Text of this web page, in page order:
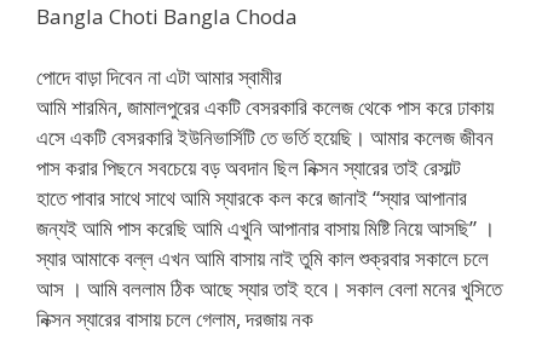
Bangla Choti Bangla Choda
পোদে বাড়া দিবেন না এটা আমার স্বামীর
আমি শারমিন, জামালপুরের একটি বেসরকারি কলেজ থেকে পাস করে ঢাকায়
এসে একটি বেসরকারি ইউনিভার্সিটি তে ভর্তি হয়েছি। আমার কলেজ জীবন
পাস করার পিছনে সবচেয়ে বড় অবদান ছিল নিক্সন স্যারের তাই রেসাল্ট
হাতে পাবার সাথে সাথে আমি স্যারকে কল করে জানাই “স্যার আপানার
জন্যই আমি পাস করেছি আমি এখুনি আপানার বাসায় মিষ্টি নিয়ে আসছি” ।
স্যার আমাকে বল্ল এখন আমি বাসায় নাই তুমি কাল শুক্রবার সকালে চলে
আস । আমি বললাম ঠিক আছে স্যার তাই হবে। সকাল বেলা মনের খুসিতে
নিক্সন স্যারের বাসায় চলে গেলাম, দরজায় নক